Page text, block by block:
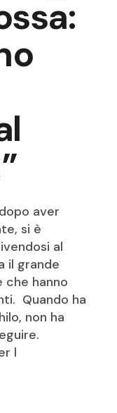
aver
si è
al
il grande
che hanno
Quando ha
non ha
l